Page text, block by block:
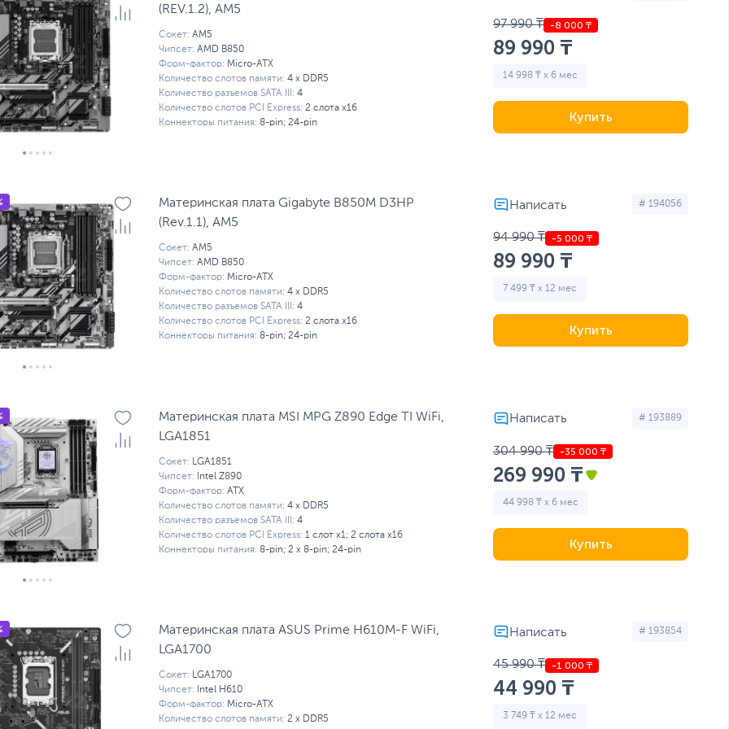
(REV.1.2), AM5
Сокет: AM5
Чипсет: AMD B850
Форм-фактор: Micro-ATX
Количество слотов памяти: 4 x DDR5
Количество разъемов SATA III: 4
Количество слотов PCI Express: 2 слота x16
Коннекторы питания: 8-pin; 24-pin
97 990 ₸
89 990 ₸
14 998 ₸ x 6 мес
Купить
Материнская плата Gigabyte B850M D3HP
(Rev.1.1), AM5
Сокет: AM5
Чипсет: AMD B850
Форм-фактор: Micro-ATX
Количество слотов памяти: 4 x DDR5
Количество разъемов SATA III: 4
Количество слотов PCI Express: 2 слота x16
Коннекторы питания: 8-pin; 24-pin
# 194056
94 990 ₸
89 990 ₸
7 499 ₸ x 12 мес
Купить
Материнская плата MSI MPG Z890 Edge TI WiFi,
LGA1851
Сокет: LGA1851
Чипсет:
Intel Z890
Форм-фактор: ATX
Количество слотов памяти: 4 x DDR5
Количество разъемов SATA III: 4
Количество слотов PCI Express: 1 слот x1; 2 слота x16
Коннекторы питания: 8-pin; 2 x 8-pin; 24-pin
# 193889
304 990 ₸
269 990 ₸
44 998 ₸ x 6 мес
Купить
Материнская плата ASUS Prime H610M-F WiFi,
LGA1700
Сокет: LGA1700
Чипсет:
Intel H610
Форм-фактор: Micro-ATX
Количество слотов памяти: 2 x DDR5
# 193854
45 990 ₸
44 990 ₸
3 749 ₸ x 12 мес